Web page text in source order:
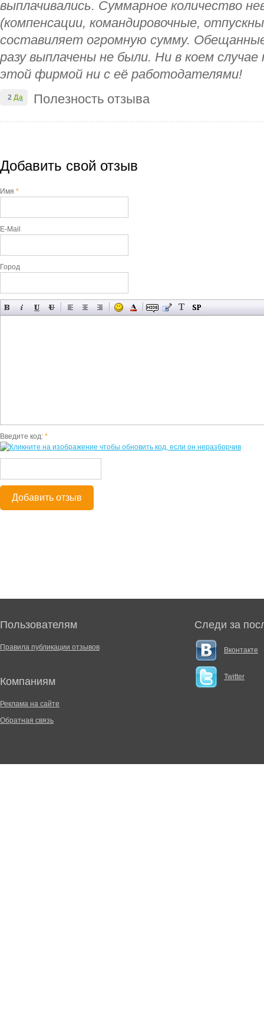
выплачивались. Суммарное количество
(компенсации, командировочные,
составиляет огромную сумму.
разу выплачены не были. Ни в коем случае
этой фирмой ни с её работодателями!
Полезность отзыва
2 Да
Добавить свой отзыв
Имя *
E-Mail
Город
Введите код: *
Добавить отзыв
Пользователям
Правила публикации отзывов
Компаниям
Реклама на сайте
Обратная связь
Следи за
Вконтакте
Twitter